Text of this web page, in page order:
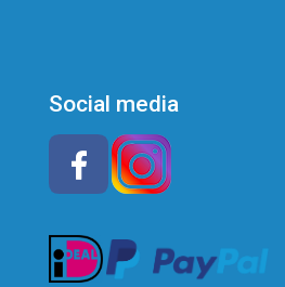
Social media